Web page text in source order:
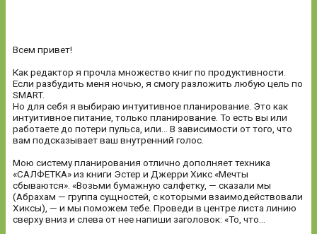
Всем привет!
Как редактор я прочла множество книг по продуктивности.
Если разбудить меня ночью, я смогу разложить любую цель по
SMART.
Но для себя я выбираю интуитивное планирование. Это как
интуитивное питание, только планирование. То есть вы или
работаете до потери пульса, или... В зависимости от того, что
вам подсказывает ваш внутренний голос.
Мою систему планирования отлично дополняет техника
«САЛФЕТКА» из книги Эстер и Джерри Хикс «Мечты
сбываются». «Возьми бумажную салфетку, — сказали мы
(Абрахам — группа сущностей, с которыми взаимодействовали
Хиксы), — и мы поможем тебе. Проведи в центре листа линию
сверху вниз и слева от нее напиши заголовок: «То, что...